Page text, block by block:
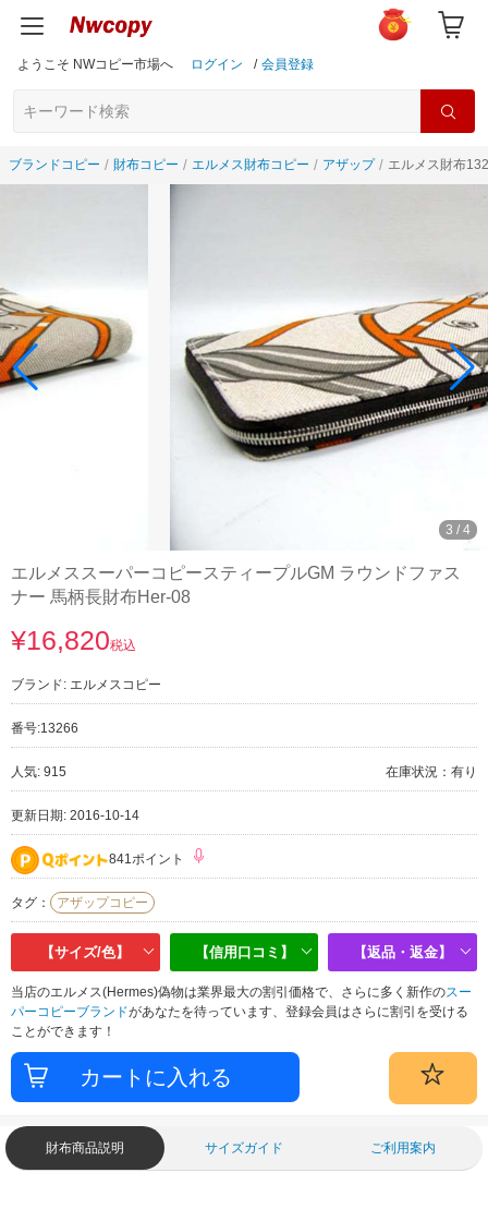
ようこそ NWコピー市場へ ログイン / 会員登録
ブランドコピー 財布コピー エルメス財布コピー アザップ エルメス財布
3 / 4
エルメススーパーコピースティープルGM ラウンドファス
ナー 馬柄長財布Her-08
¥16,820税込
ブランド: エルメスコピー
番号:13266
人気: 915 在庫状況：有り
更新日期: 2016-10-14
841ポイント
タグ： アザップコピー
【サイズ/色】 【信用口コミ】 【返品・返金】
当店のエルメス(Hermes)偽物は業界最大の割引価格で、さらに多く新作のスー
パーコピーブランドがあなたを待っています、登録会員はさらに割引を受ける
ことができます！
財布商品説明 サイズガイド ご利用案内